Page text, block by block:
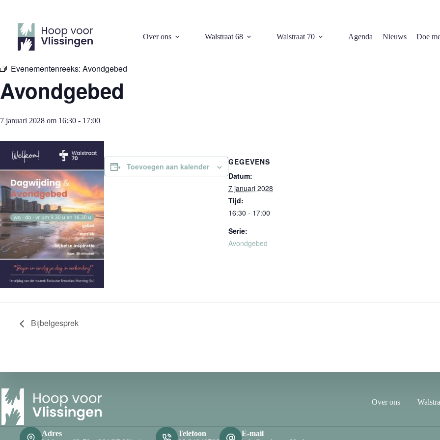
inhoud
Over ons Walstraat 68 Walstraat 70 Agenda Nieuws Doe
« Alle Evenementen
Evenementenreeks: Avondgebed
Avondgebed
7 januari 2028 om 16:30 - 17:00
Toevoegen aan kalender
GEGEVENS
Datum:
7 januari 2028
Tijd:
16:30 - 17:00
Serie:
Avondgebed
Bijbelgesprek
Over ons
Adres
Telefoon
E-mail